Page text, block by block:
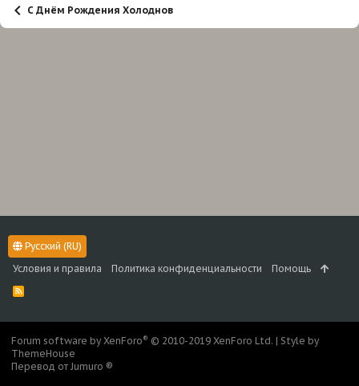
С Днём Рождения Холоднов
Русский (RU)
Условия и правила
Политика конфиденциальности Помощь
R
S
Forum software by XenForo® © 2010-2019 XenForo Ltd. | Style by
ThemeHouse
Перевод от Jumuro ®